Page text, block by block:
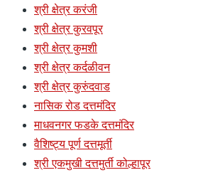
श्री क्षेत्र करंजी
श्री क्षेत्र कुरवपूर
श्री क्षेत्र कुमशी
श्री क्षेत्र कर्दळीवन
श्री क्षेत्र कुरुंदवाड
नासिक रोड दत्तमंदिर
माधवनगर फडके दत्तमंदिर
वैशिष्ट्य पूर्ण दत्तमूर्ती
श्री एकमुखी दत्तमुर्ती कोल्हापूर